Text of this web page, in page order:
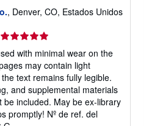
, Denver, CO, Estados Unidos
Calificación
vendedor:
5
de
5
estrellas
with minimal wear on the
may contain light
text remains fully legible.
and supplemental materials
be included. May be ex-library
promptly! Nº de ref. del